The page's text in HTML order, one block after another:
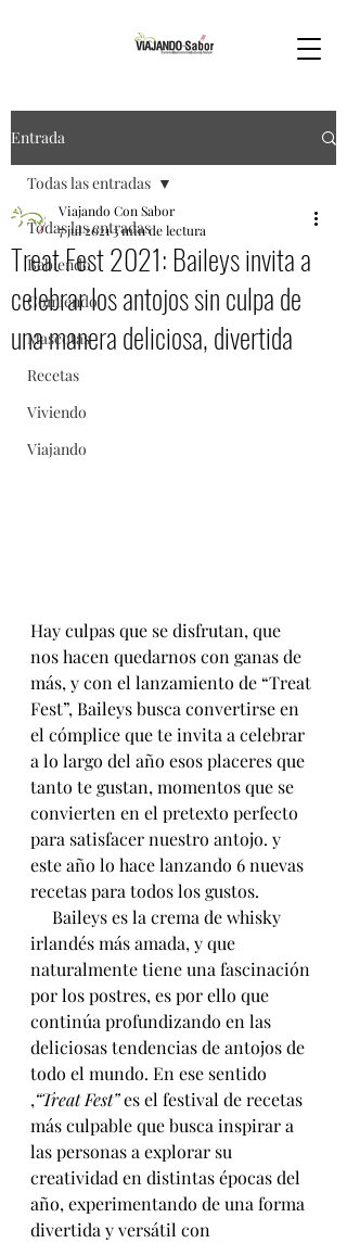
Entrada
Todas las entradas
Bebiendo
Comiendo
Mascotas
Recetas
Viviendo
Viajando
Todas las entradas
Treat Fest 2021: Baileys invita a
celebrar los antojos sin culpa de
una manera deliciosa, divertida
Viajando Con Sabor
7 jul 20213 min de lectura
Hay culpas que se disfrutan, que
nos hacen quedarnos con ganas de
más, y con el lanzamiento de “Treat
Fest”, Baileys busca convertirse en
el cómplice que te invita a celebrar
a lo largo del año esos placeres que
tanto te gustan, momentos que se
convierten en el pretexto perfecto
para satisfacer nuestro antojo. y
este año lo hace lanzando 6 nuevas
recetas para todos los gustos.
Baileys es la crema de whisky
irlandés más amada, y que
naturalmente tiene una fascinación
por los postres, es por ello que
continúa profundizando en las
deliciosas tendencias de antojos de
todo el mundo. En ese sentido
,“Treat Fest” es el festival de recetas
más culpable que busca inspirar a
las personas a explorar su
creatividad en distintas épocas del
año, experimentando de una forma
divertida y versátil con